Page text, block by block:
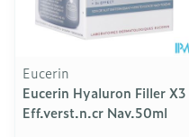
Eucerin
Eucerin Hyaluron Filler X3
Eff.verst.n.cr Nav.50ml